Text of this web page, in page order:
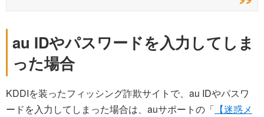
au IDやパスワードを入力してしま
った場合
KDDIを装ったフィッシング詐欺サイトで、au IDやパスワ
ードを入力してしまった場合は、auサポートの「 【迷惑メ